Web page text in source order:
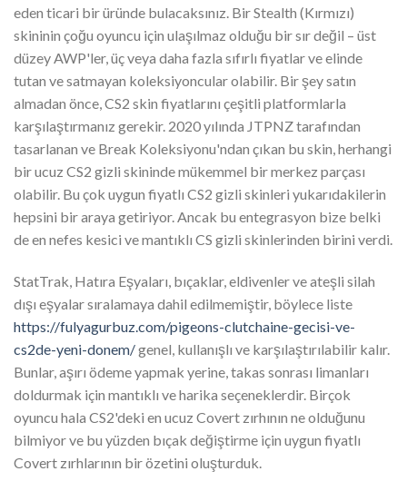
eden ticari bir üründe bulacaksınız. Bir Stealth (Kırmızı)
skininin çoğu oyuncu için ulaşılmaz olduğu bir sır değil – üst
düzey AWP'ler, üç veya daha fazla sıfırlı fiyatlar ve elinde
tutan ve satmayan koleksiyoncular olabilir. Bir şey satın
almadan önce, CS2 skin fiyatlarını çeşitli platformlarla
karşılaştırmanız gerekir. 2020 yılında JTPNZ tarafından
tasarlanan ve Break Koleksiyonu'ndan çıkan bu skin, herhangi
bir ucuz CS2 gizli skininde mükemmel bir merkez parçası
olabilir. Bu çok uygun fiyatlı CS2 gizli skinleri yukarıdakilerin
hepsini bir araya getiriyor. Ancak bu entegrasyon bize belki
de en nefes kesici ve mantıklı CS gizli skinlerinden birini verdi.
StatTrak, Hatıra Eşyaları, bıçaklar, eldivenler ve ateşli silah
dışı eşyalar sıralamaya dahil edilmemiştir, böylece liste
https://fulyagurbuz.com/pigeons-clutchaine-gecisi-ve-
cs2de-yeni-donem/genel, kullanışlı ve karşılaştırılabilir kalır.
Bunlar, aşırı ödeme yapmak yerine, takas sonrası limanları
doldurmak için mantıklı ve harika seçeneklerdir. Birçok
oyuncu hala CS2'deki en ucuz Covert zırhının ne olduğunu
bilmiyor ve bu yüzden bıçak değiştirme için uygun fiyatlı
Covert zırhlarının bir özetini oluşturduk.